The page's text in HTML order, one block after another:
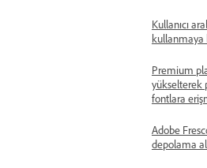
Kullanıcı
kullanmaya
Premium
yükselterek
fontlara
Adobe
depolama